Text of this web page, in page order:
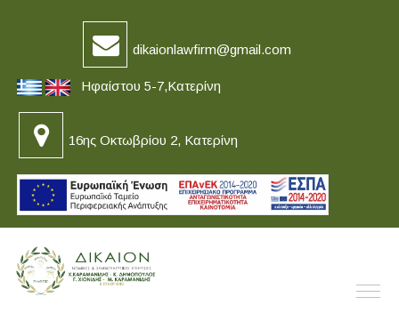
dikaionlawfirm@gmail.com
Ηφαίστου 5-7,Κατερίνη
16ης Οκτωβρίου 2, Κατερίνη